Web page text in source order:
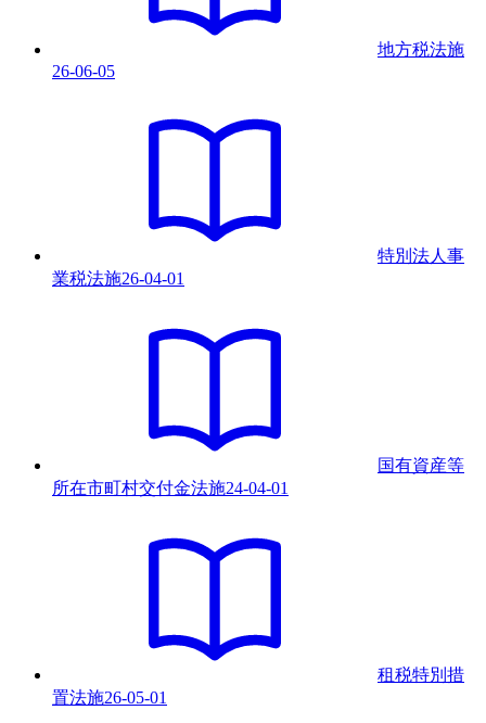
地方税法施
26-06-05
特別法人事
業税法施26-04-01
国有資産等
所在市町村交付金法施24-04-01
租税特別措
置法施26-05-01